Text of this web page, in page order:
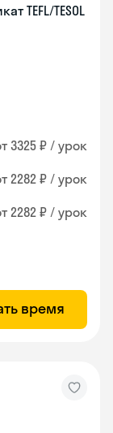
TEFL/TESOL
3325 ₽ / урок
2282 ₽ / урок
2282 ₽ / урок
время